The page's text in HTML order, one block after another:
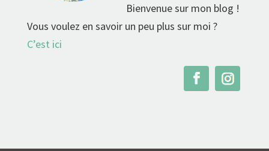
Bienvenue sur mon blog !
Vous voulez en savoir un peu plus sur moi ?
C’est ici